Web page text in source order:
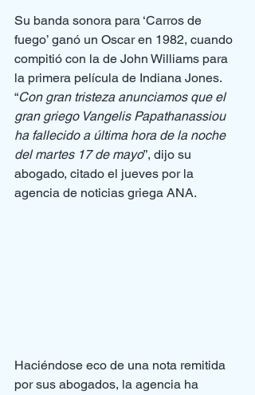
Su banda sonora para ‘Carros de
fuego’ ganó un Oscar en 1982, cuando
compitió con la de John Williams para
la primera película de Indiana Jones.
“Con gran tristeza anunciamos que el
gran griego Vangelis Papathanassiou
ha fallecido a última hora de la noche
del martes 17 de mayo”, dijo su
abogado, citado el jueves por la
agencia de noticias griega ANA.
Haciéndose eco de una nota remitida
por sus abogados, la agencia ha